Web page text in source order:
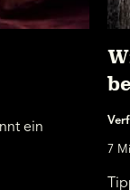
ein
7